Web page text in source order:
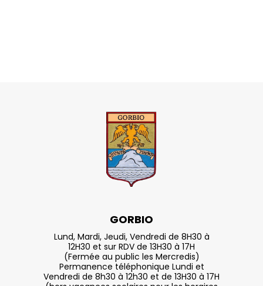
GORBIO
Lund, Mardi, Jeudi, Vendredi de 8H30 à
12H30 et sur RDV de 13H30 à 17H
(Fermée au public les Mercredis)
Permanence téléphonique Lundi et
Vendredi de 8h30 à 12h30 et de 13H30 à 17H